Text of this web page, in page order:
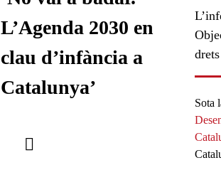
L’Agenda 2030 en
clau d’infància a
Catalunya’
Sota